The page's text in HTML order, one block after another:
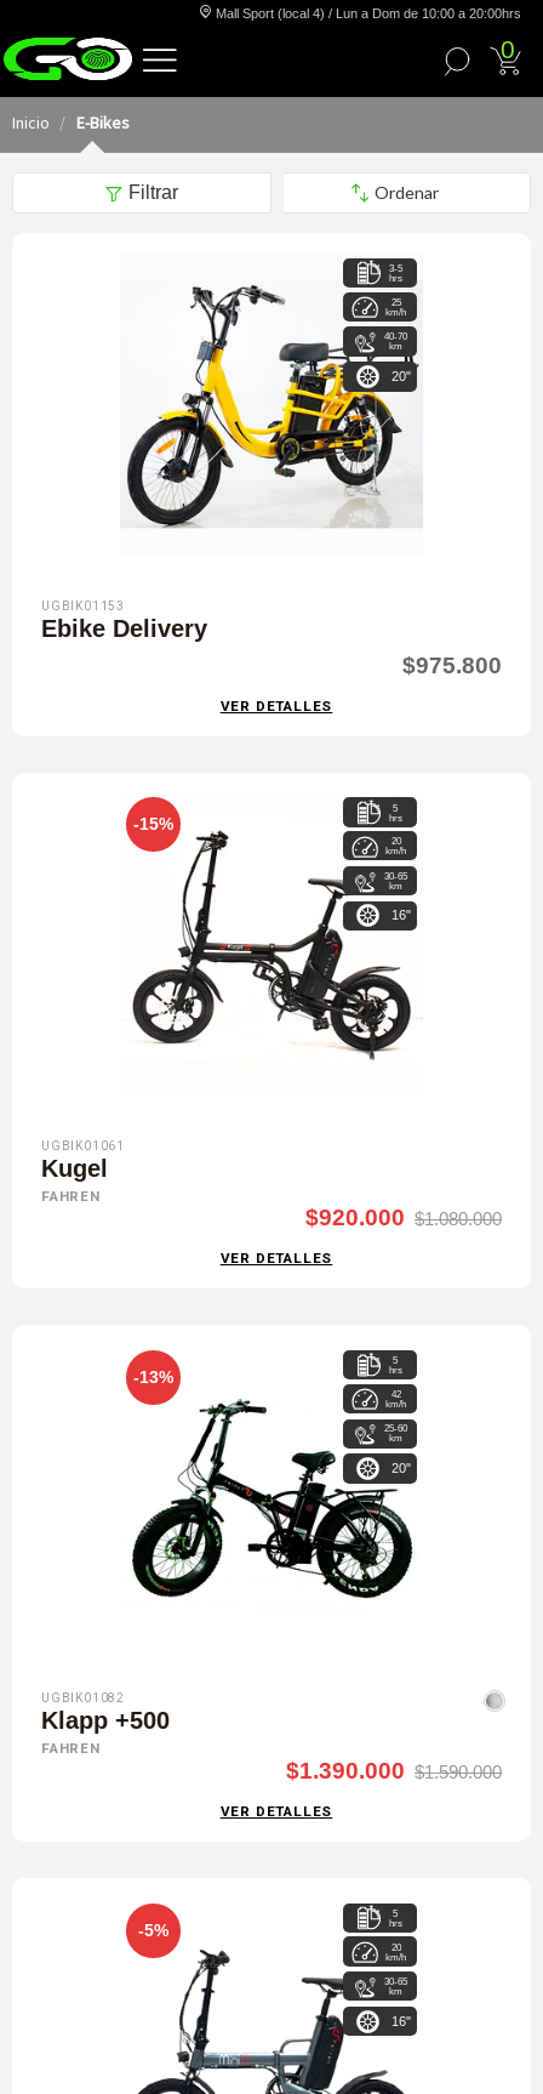
Mall Sport (local 4) / Lun a Dom de 10:00 a 20:00hrs
0
Inicio E-Bikes
Filtrar
3-5
hrs
25
km/h
40-70
km
20"
UGBIK01153
Ebike Delivery
$975.800
VER DETALLES
-15%
5
hrs
20
km/h
30-65
km
16"
UGBIK01061
Kugel
FAHREN
$920.000 $1.080.000
VER DETALLES
-13%
5
hrs
42
km/h
25-60
km
20"
UGBIK01082
Klapp +500
FAHREN
$1.390.000 $1.590.000
VER DETALLES
-5%
5
hrs
20
km/h
30-65
km
16"